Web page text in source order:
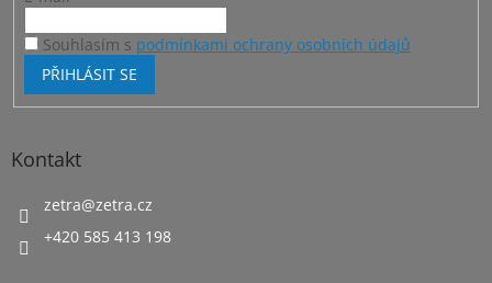
Souhlasím s podmínkami ochrany osobních údajů
PŘIHLÁSIT SE
Kontakt
zetra@zetra.cz
+420 585 413 198